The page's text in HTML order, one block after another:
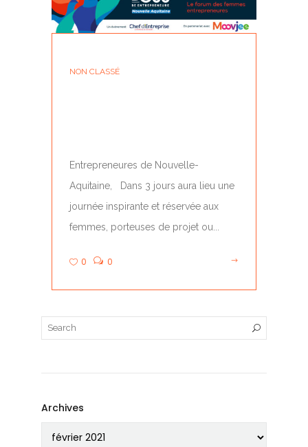
NON CLASSÉ
Entrepreneures de Nouvelle-
Aquitaine, Dans 3 jours aura lieu une
journée inspirante et réservée aux
femmes, porteuses de projet ou...
0 0
Archives